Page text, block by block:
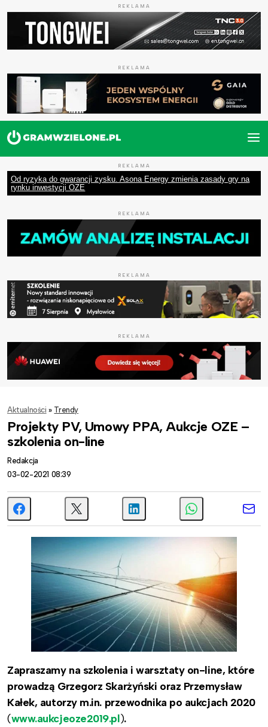
REKLAMA
REKLAMA
REKLAMA
Od ryzyka do gwarancji zysku. Asona Energy zmienia zasady gry na
rynku inwestycji OZE
REKLAMA
REKLAMA
REKLAMA
Aktualności » Trendy
Projekty PV, Umowy PPA, Aukcje OZE –
szkolenia on-line
Redakcja
03-02-2021 08:39
Zapraszamy na szkolenia i warsztaty on-line, które
prowadzą Grzegorz Skarżyński oraz Przemysław
Kałek, autorzy m.in. przewodnika po aukcjach 2020
(www.aukcjeoze2019.pl).